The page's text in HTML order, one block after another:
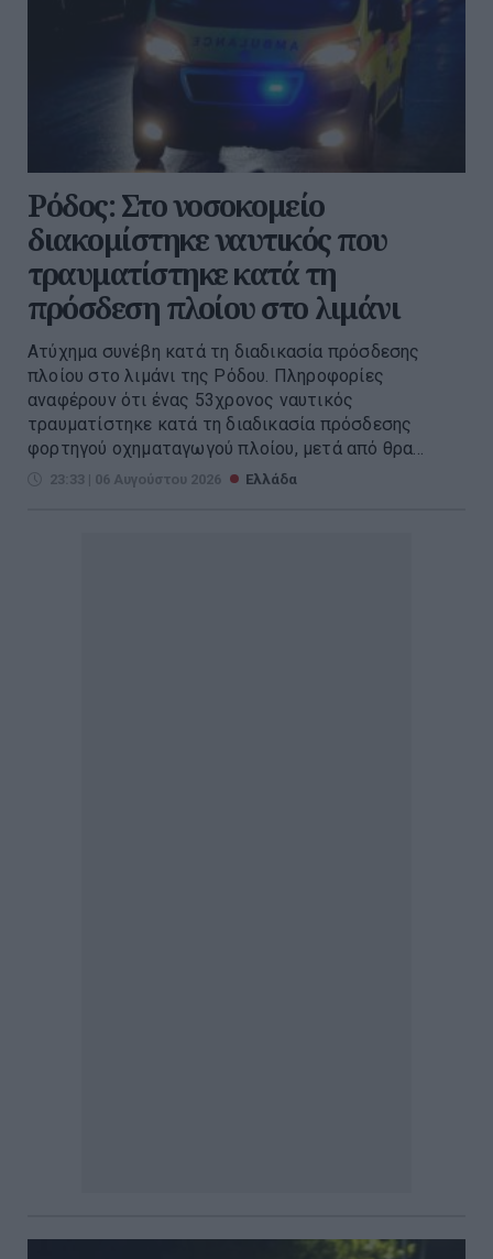
Ρόδος: Στο νοσοκομείο
διακομίστηκε ναυτικός που
τραυματίστηκε κατά τη
πρόσδεση πλοίου στο λιμάνι
Ατύχημα συνέβη κατά τη διαδικασία πρόσδεσης
πλοίου στο λιμάνι της Ρόδου. Πληροφορίες
αναφέρουν ότι ένας 53χρονος ναυτικός
τραυματίστηκε κατά τη διαδικασία πρόσδεσης
φορτηγού οχηματαγωγού πλοίου, μετά από θρα...
23:33 | 06 Αυγούστου 2026 Ελλάδα